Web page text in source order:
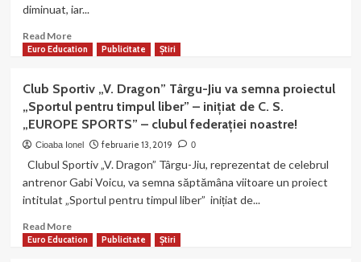
ALE
Carte
publicată
editura
noastră!
diminuat, iar...
Read MoreRead
more
publicată
de
editura
noastră!
PROFESORULUI
DE
EDUCAŢIE
ÎN
DESFĂŞURAREA
Euro Education Publicitate Știri
Club Sportiv „V. Dragon” Târgu-Jiu va semna proiectul
„Sportul pentru timpul liber” – inițiat de C. S.
„EUROPE SPORTS” – clubul federației noastre!
Cioaba Ionel februarie 13, 2019 0
Clubul Sportiv „V. Dragon” Târgu-Jiu, reprezentat de celebrul
antrenor Gabi Voicu, va semna săptămâna viitoare un proiect
intitulat „Sportul pentru timpul liber” inițiat de...
Read MoreRead
more
Euro Education Publicitate Știri